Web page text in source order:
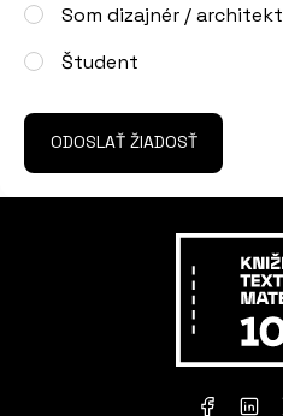
Som dizajnér / architekt
Študent
ODOSLAŤ ŽIADOSŤ